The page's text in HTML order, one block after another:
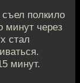
полкило
минут через
стал
минут.